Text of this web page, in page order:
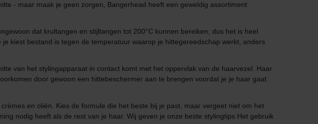
- maar maak je geen zorgen, Bangerhead heeft een geweldig assortiment
dat krultangen en stijltangen tot 200°C kunnen bereiken, dus het is heel
kiest bestand is tegen de temperatuur waarop je hittegereedschap werkt, anders
van het stylingapparaat in contact komt met het oppervlak van de haarvezel. Haar
door gewoon een hittebeschermer aan te brengen voordat je je haar gaat
en oliën. Kies de formule die het beste bij je past, maar vergeet niet om het
nodig heeft als de rest van je haar. Wij geven je onze beste stylingtips Het gebruik